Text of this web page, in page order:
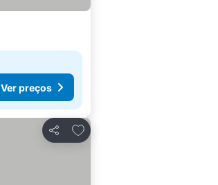
Ver preços
Partilhar
Adicionar aos favoritos